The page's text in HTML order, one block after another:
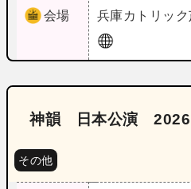
会場 兵庫 カトリッ
神韻 日本公演 2026
その他